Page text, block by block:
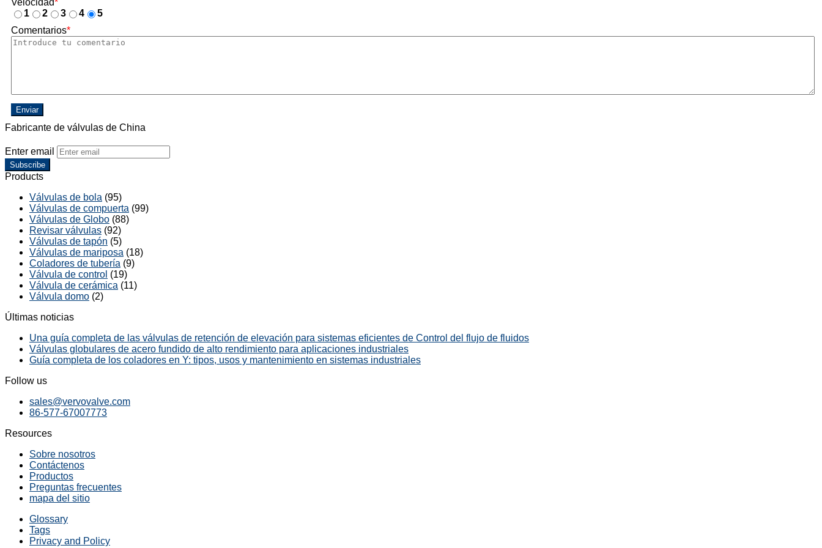
Velocidad*
1
2 3 4
5
Comentarios*
Enviar
Fabricante de válvulas de China
Enter email
Subscribe
Products
Válvulas de bola (95)
Válvulas de compuerta (99)
Válvulas de Globo (88)
Revisar válvulas (92)
Válvulas de tapón (5)
Válvulas de mariposa (18)
Coladores de tubería (9)
Válvula de control (19)
Válvula de cerámica (11)
Válvula domo (2)
Últimas noticias
Una guía completa de las válvulas de retención de elevación para sistemas eficientes de Control del flujo de fluidos
Válvulas globulares de acero fundido de alto rendimiento para aplicaciones industriales
Guía completa de los coladores en Y: tipos, usos y mantenimiento en sistemas industriales
Follow us
sales@vervovalve.com
86-577-67007773
Resources
Sobre nosotros
Contáctenos
Productos
Preguntas frecuentes
mapa del sitio
Glossary
Tags
Privacy and Policy